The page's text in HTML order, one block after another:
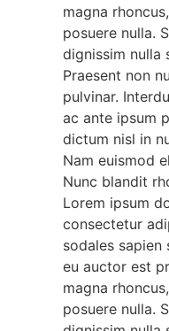
magna
posuere nulla.
dignissim nulla
Praesent non
pulvinar.
ac ante ipsum
dictum nisl in
Nam euismod
Nunc blandit
Lorem ipsum
consectetur
sodales sapien
eu auctor est
magna
posuere nulla.